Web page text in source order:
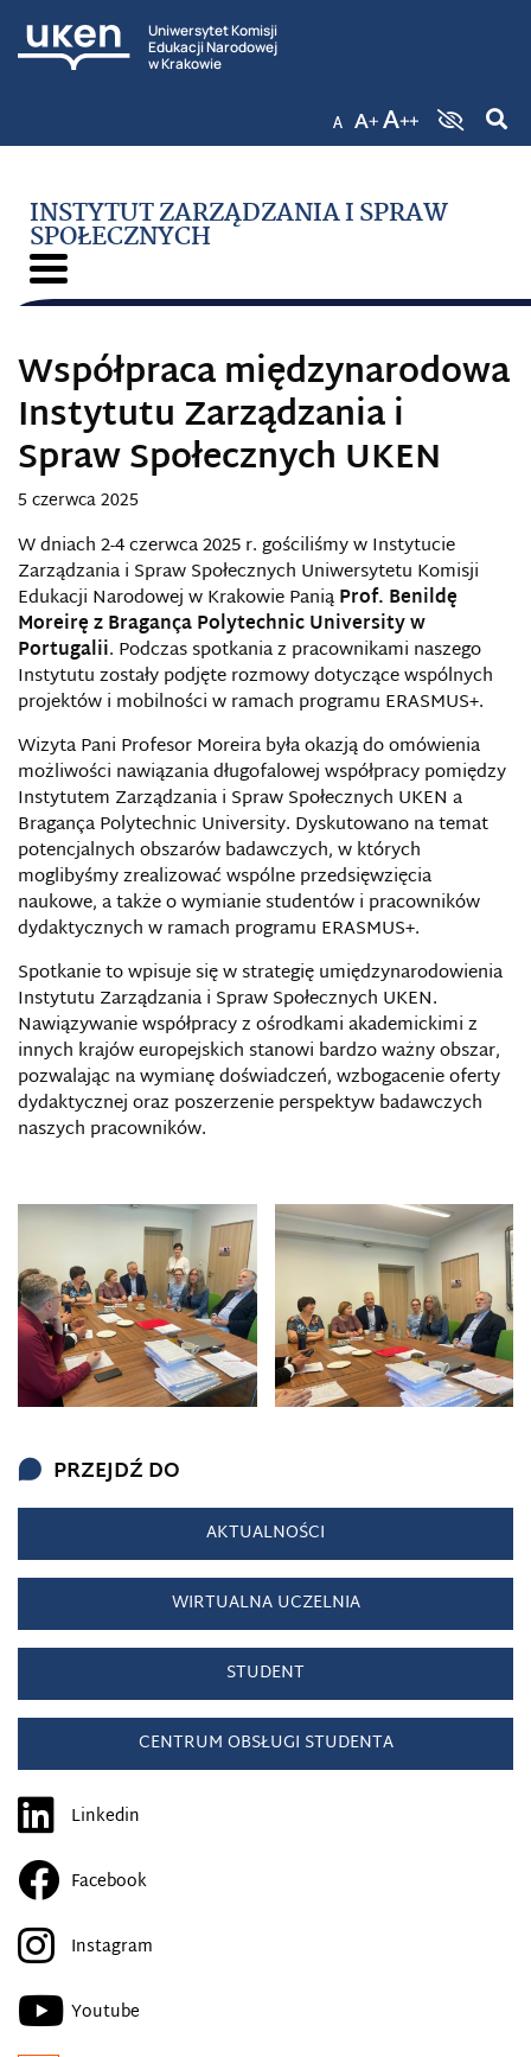
Uniwersytet Komisji
Edukacji Narodowej
w Krakowie
INSTYTUT ZARZĄDZANIA I SPRAW
SPOŁECZNYCH
Współpraca międzynarodowa
Instytutu Zarządzania i
Spraw Społecznych UKEN
5 czerwca 2025
W dniach 2-4 czerwca 2025 r. gościliśmy w Instytucie
Zarządzania i Spraw Społecznych Uniwersytetu Komisji
Edukacji Narodowej w Krakowie PaniąProf. Benildę
Moreirę z Bragança Polytechnic University w
Portugalii. Podczas spotkania z pracownikami naszego
Instytutu zostały podjęte rozmowy dotyczące wspólnych
projektów i mobilności w ramach programu ERASMUS+.
Wizyta Pani Profesor Moreira była okazją do omówienia
możliwości nawiązania długofalowej współpracy pomiędzy
Instytutem Zarządzania i Spraw Społecznych UKEN a
Bragança Polytechnic University. Dyskutowano na temat
potencjalnych obszarów badawczych, w których
moglibyśmy zrealizować wspólne przedsięwzięcia
naukowe, a także o wymianie studentów i pracowników
dydaktycznych w ramach programu ERASMUS+.
Spotkanie to wpisuje się w strategię umiędzynarodowienia
Instytutu Zarządzania i Spraw Społecznych UKEN.
Nawiązywanie współpracy z ośrodkami akademickimi z
innych krajów europejskich stanowi bardzo ważny obszar,
pozwalając na wymianę doświadczeń, wzbogacenie oferty
dydaktycznej oraz poszerzenie perspektyw badawczych
naszych pracowników.
PRZEJDŹ DO
AKTUALNOŚCI
WIRTUALNA UCZELNIA
STUDENT
CENTRUM OBSŁUGI STUDENTA
Linkedin
Facebook
Instagram
Youtube